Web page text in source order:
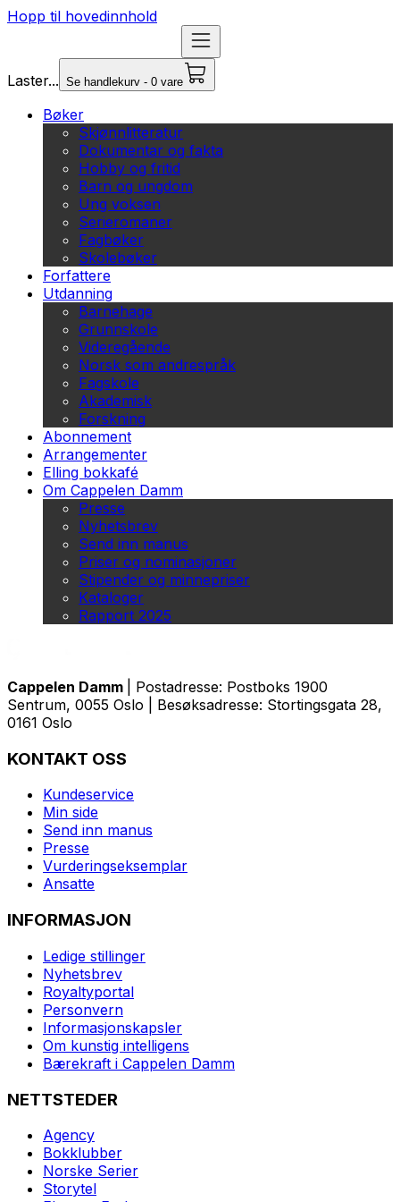
Hopp til hovedinnhold
Laster... Se handlekurv - 0 vare
Bøker
Skjønnlitteratur
Dokumentar og fakta
Hobby og fritid
Barn og ungdom
Ung voksen
Serieromaner
Fagbøker
Skolebøker
Forfattere
Utdanning
Barnehage
Grunnskole
Videregående
Norsk som andrespråk
Fagskole
Akademisk
Forskning
Abonnement
Arrangementer
Elling bokkafé
Om Cappelen Damm
Presse
Nyhetsbrev
Send inn manus
Priser og nominasjoner
Stipender og minnepriser
Kataloger
Rapport 2025
Cappelen Damm
| Postadresse: Postboks 1900
Sentrum, 0055 Oslo | Besøksadresse: Stortingsgata 28,
0161 Oslo
KONTAKT OSS
Kundeservice
Min side
Send inn manus
Presse
Vurderingseksemplar
Ansatte
INFORMASJON
Ledige stillinger
Nyhetsbrev
Royaltyportal
Personvern
Informasjonskapsler
Om kunstig intelligens
Bærekraft i Cappelen Damm
NETTSTEDER
Agency
Bokklubber
Norske Serier
Storytel